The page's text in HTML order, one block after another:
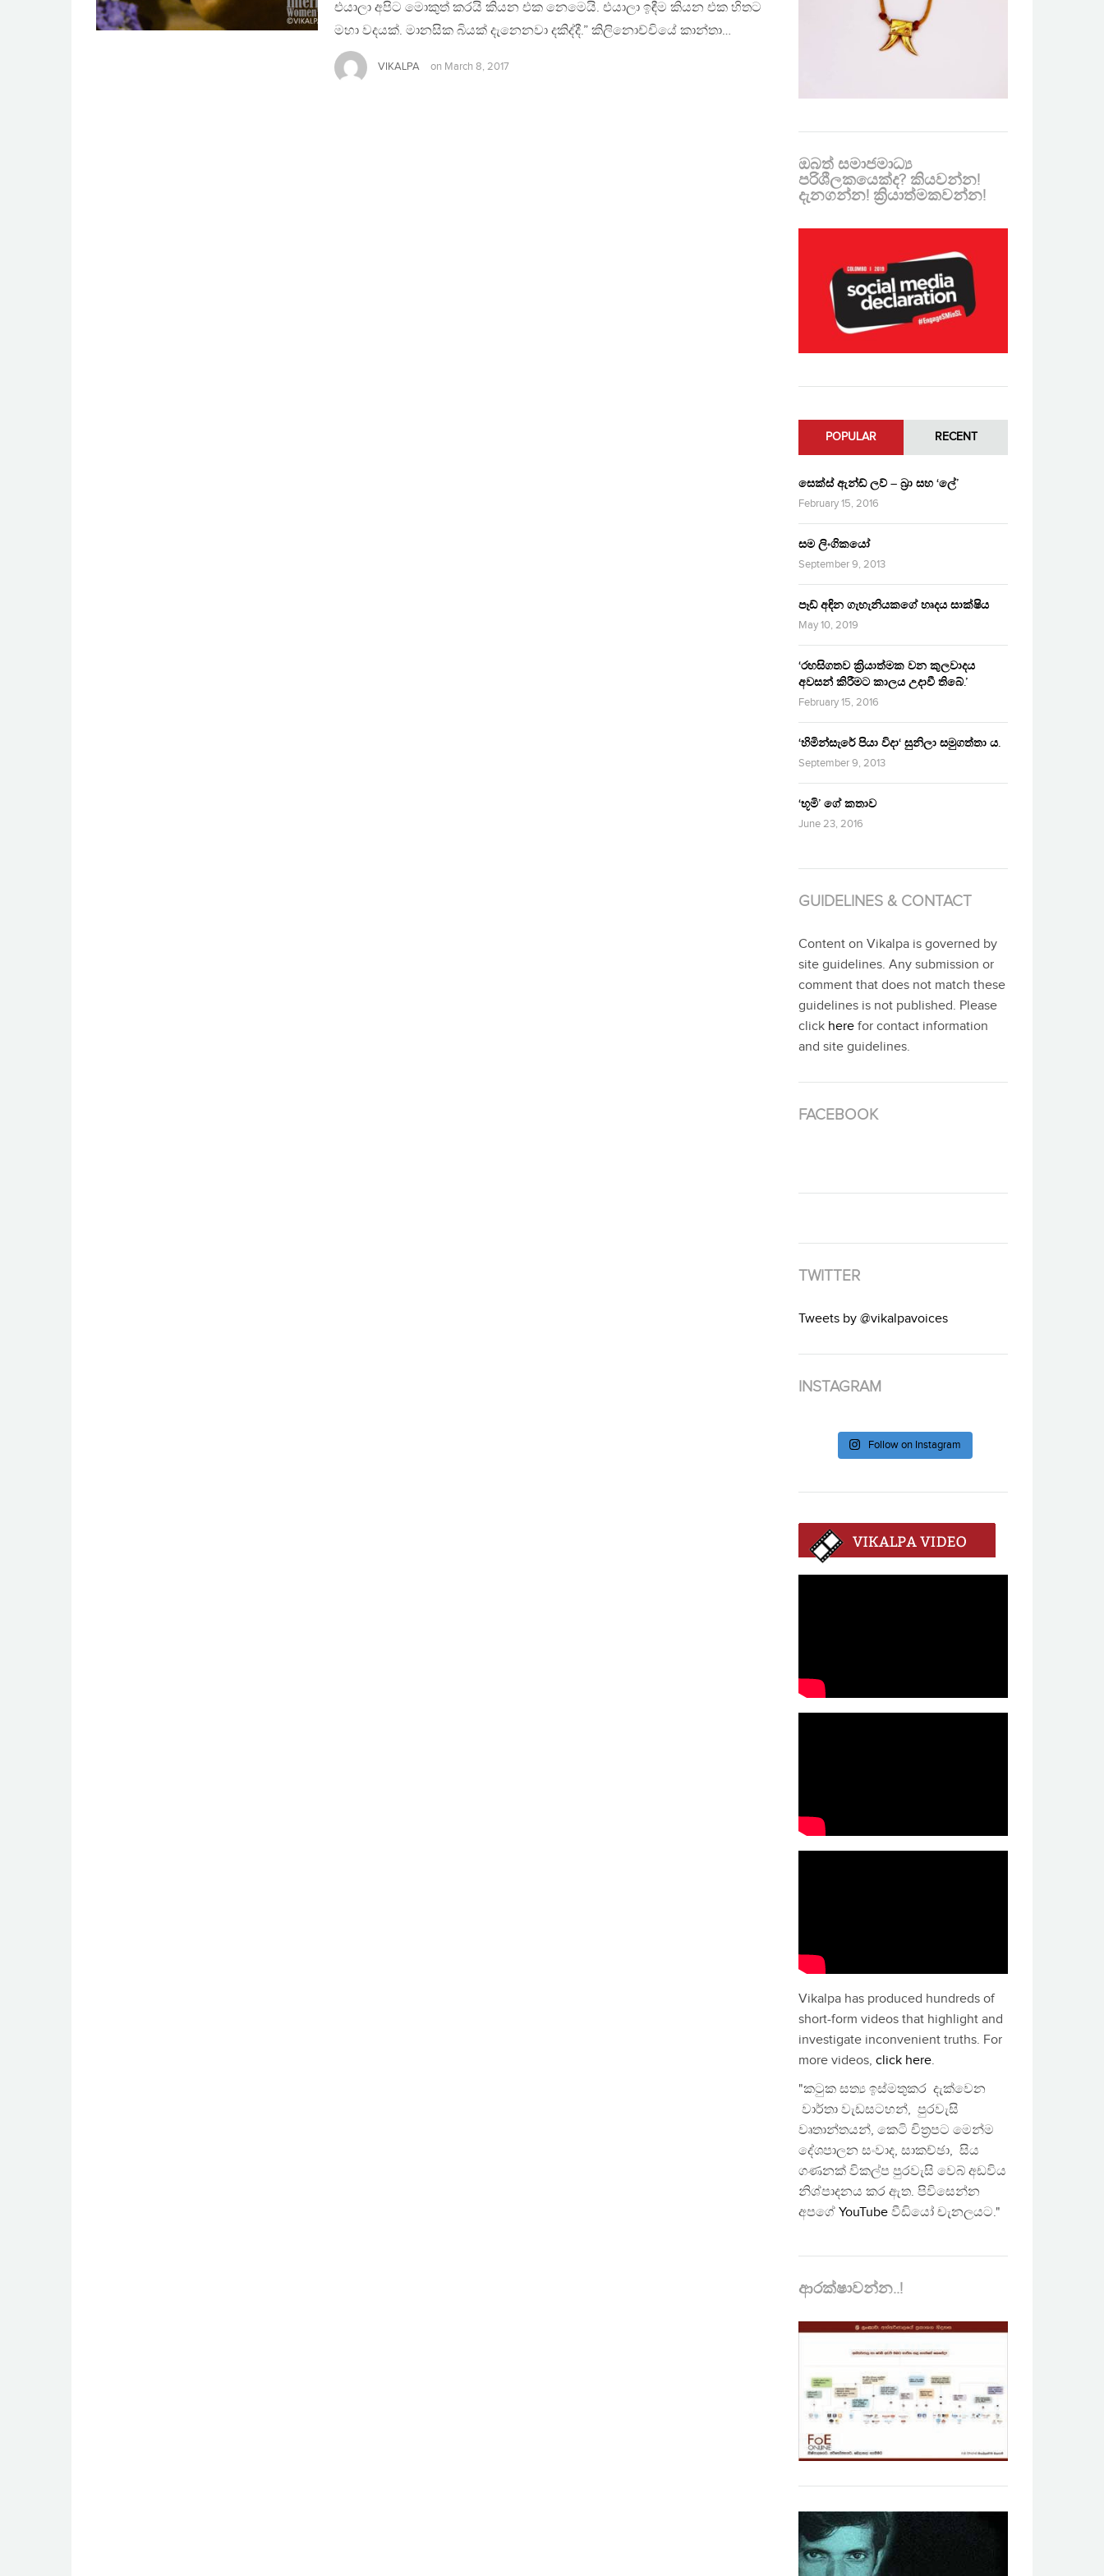
එයාලා අපිට මොකුත් කරයි කියන එක නෙමෙයි. එයාලා ඉඳීම කියන එක හිතට
මහා වදයක්. මානසික බියක් දැනෙනවා දකිද්දී.” කිලිනොච්චියේ කාන්තා…
VIKALPA on March 8, 2017
ඔබත් සමාජමාධ්‍ය
පරිශීලකයෙක්ද? කියවන්න!
දැනගන්න! ක්‍රියාත්මකවන්න!
POPULAR RECENT
සෙක්ස් ඇන්ඩ් ලව් – බ්‍රා සහ ‘ලේ’
February 15, 2016
සම ලිංගිකයෝ
September 9, 2013
පෑඩ් අඳින ගැහැනියකගේ හෘදය සාක්ෂිය
May 10, 2019
‘රහසිගතව ක්‍රියාත්මක වන කුලවාදය
අවසන් කිරීමට කාලය උදාවී තිබේ.’
February 15, 2016
‘හිමින්සැරේ පියා විදා‘ සුනිලා සමුගත්තා ය.
September 9, 2013
‘භූමි’ ගේ කතාව
June 23, 2016
GUIDELINES & CONTACT
Content on Vikalpa is governed by
site guidelines. Any submission or
comment that does not match these
guidelines is not published. Please
click here for contact information
and site guidelines.
FACEBOOK
TWITTER
Tweets by @vikalpavoices
INSTAGRAM
Follow on Instagram
Vikalpa has produced hundreds of
short-form videos that highlight and
investigate inconvenient truths. For
more videos, click here.
"කටුක සත්‍ය ඉස්මතුකර දැක්වෙන
වාර්තා වැඩසටහන්, පුරවැසි
වෘතාන්තයන්, කෙටි චිත්‍රපට මෙන්ම
දේශපාලන සංවාද, සාකච්ඡා, සිය
ගණනක් විකල්ප පුරවැසි වෙබ් අඩවිය
නිශ්පාදනය කර ඇත. පිවිසෙන්න
අපගේ YouTube වීඩියෝ චැනලයට."
ආරක්ෂාවන්න..!